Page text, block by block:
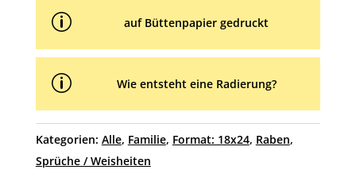
p auf Büttenpapier gedruckt
p Wie entsteht eine Radierung?
Kategorien: Alle, Familie, Format: 18x24, Raben,
Sprüche / Weisheiten